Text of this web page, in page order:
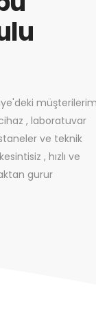
, laboratuvar
ve teknik
, hızlı ve
gurur